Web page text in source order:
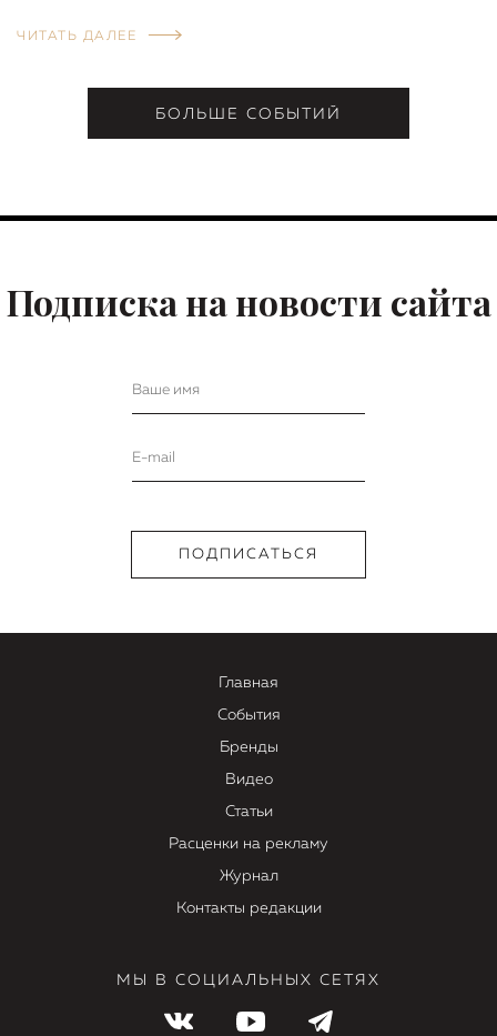
ЧИТАТЬ ДАЛЕЕ
БОЛЬШЕ СОБЫТИЙ
Подписка на новости сайта
Главная
События
Бренды
Видео
Статьи
Расценки на рекламу
Журнал
Контакты редакции
МЫ В СОЦИАЛЬНЫХ СЕТЯХ